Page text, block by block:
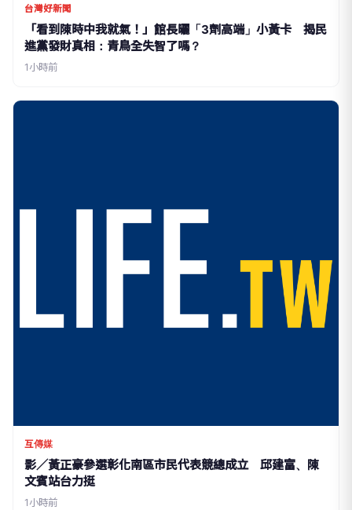
台灣好新聞
「看到陳時中我就氣！」館長曬「3劑高端」小黃卡 揭民
進黨發財真相：青鳥全失智了嗎？
1小時前
互傳媒
影／黃正豪參選彰化南區市民代表競總成立 邱建富、陳
文賓站台力挺
1小時前